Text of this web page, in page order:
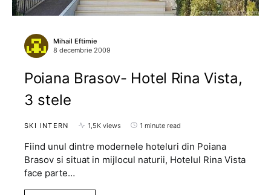
Mihail Eftimie
8 decembrie 2009
Poiana Brasov- Hotel Rina Vista,
3 stele
SKI INTERN 1,5K views 1 minute read
Fiind unul dintre modernele hoteluri din Poiana
Brasov si situat in mijlocul naturii, Hotelul Rina Vista
face parte…